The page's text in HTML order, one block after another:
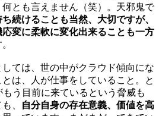
とも言えません（笑）。天邪鬼で
続けることも当然、大切ですが、
変に柔軟に変化出来ることも一方
ては、世の中がクラウド傾向にな
は、人が仕事をしていること。と
う目前に来ているという脅威も
、
自分自身の存在意義、価値を高